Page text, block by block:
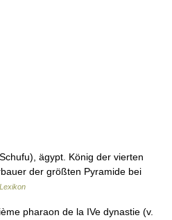
ägypt. König der vierten
der größten Pyramide bei
pharaon de la IVe dynastie (v.